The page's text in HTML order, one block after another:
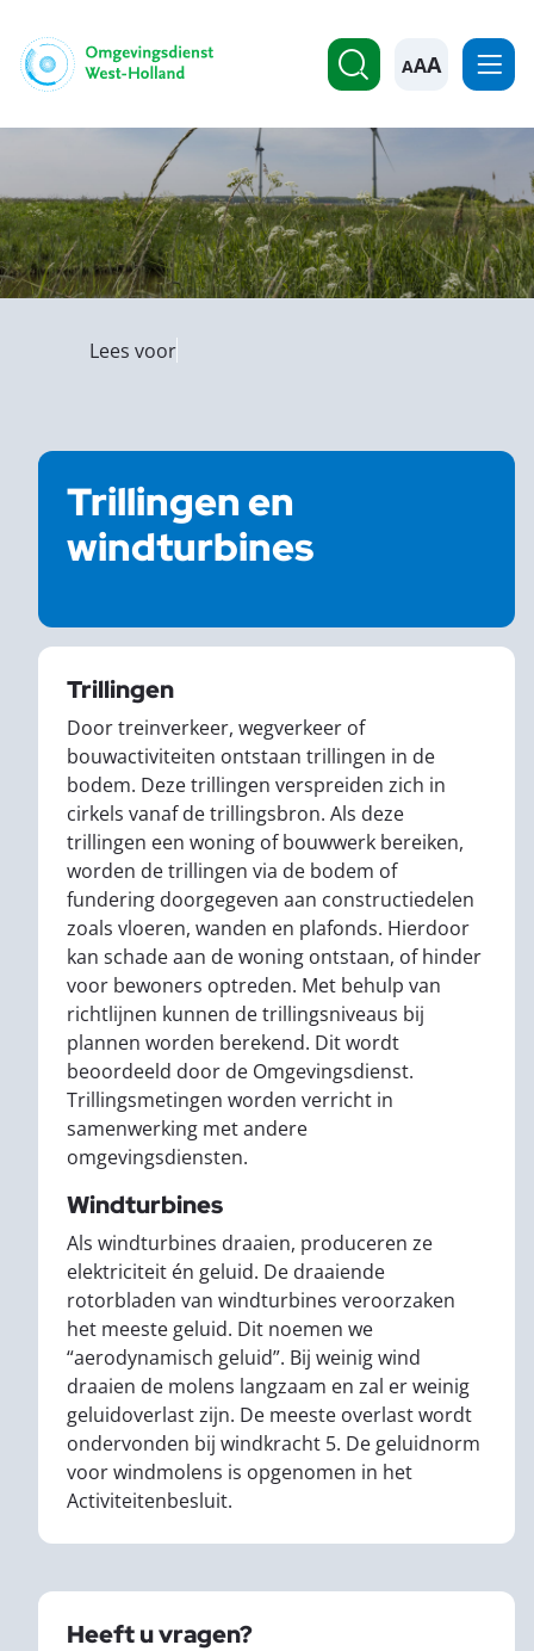
A
Lees voor
Trillingen en
windturbines
Trillingen
Door treinverkeer, wegverkeer of
bouwactiviteiten ontstaan trillingen in de
bodem. Deze trillingen verspreiden zich in
cirkels vanaf de trillingsbron. Als deze
trillingen een woning of bouwwerk bereiken,
worden de trillingen via de bodem of
fundering doorgegeven aan constructiedelen
zoals vloeren, wanden en plafonds. Hierdoor
kan schade aan de woning ontstaan, of hinder
voor bewoners optreden. Met behulp van
richtlijnen kunnen de trillingsniveaus bij
plannen worden berekend. Dit wordt
beoordeeld door de Omgevingsdienst.
Trillingsmetingen worden verricht in
samenwerking met andere
omgevingsdiensten.
Windturbines
Als windturbines draaien, produceren ze
elektriciteit én geluid. De draaiende
rotorbladen van windturbines veroorzaken
het meeste geluid. Dit noemen we
“aerodynamisch geluid”. Bij weinig wind
draaien de molens langzaam en zal er weinig
geluidoverlast zijn. De meeste overlast wordt
ondervonden bij windkracht 5. De geluidnorm
voor windmolens is opgenomen in het
Activiteitenbesluit.
Heeft u vragen?